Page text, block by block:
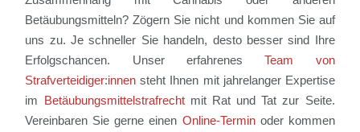
Betäubungsmitteln? Zögern Sie nicht und kommen Sie auf
uns zu. Je schneller Sie handeln, desto besser sind Ihre
Erfolgschancen. Unser erfahrenesTeam von
Strafverteidiger:innen steht Ihnen mit jahrelanger Expertise
im Betäubungsmittelstrafrechtmit Rat und Tat zur Seite.
Vereinbaren Sie gerne einen Online-Terminoder kommen